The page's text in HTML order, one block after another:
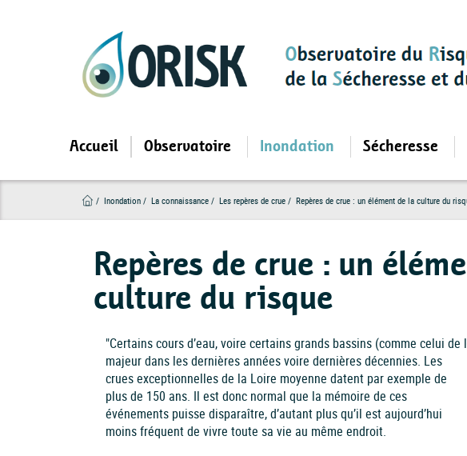
Accueil Observatoire Inondation Sécheresse
Inondation La connaissance Les repères de crue Repères de crue : un élément de la culture du
Repères de crue : un
culture du risque
"Certains cours d’eau, voire certains grands bassins (comme celui de
majeur dans les dernières années voire dernières décennies. Les
crues exceptionnelles de la Loire moyenne datent par exemple de
plus de 150 ans. Il est donc normal que la mémoire de ces
événements puisse disparaître, d’autant plus qu’il est aujourd’hui
moins fréquent de vivre toute sa vie au même endroit.